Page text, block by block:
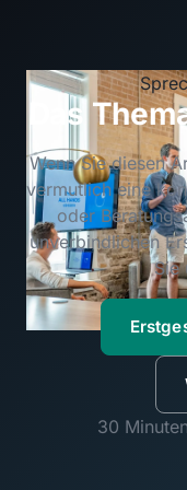
Das
Wenn Sie diesen
vermutlich eine
oder
unverbindlichen
Sie
30